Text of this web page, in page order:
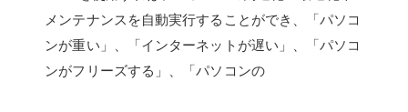
メンテナンスを自動実行することができ、「パソコ
ンが重い」、「インターネットが遅い」、「パソコ
ンがフリーズする」、「パソコンの